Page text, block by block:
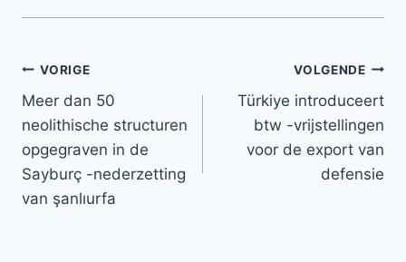
Bericht
navigatie
VORIGE
Meer dan 50
neolithische structuren
opgegraven in de
Sayburç -nederzetting
van şanlıurfa
VOLGENDE
Türkiye introduceert
btw -vrijstellingen
voor de export van
defensie